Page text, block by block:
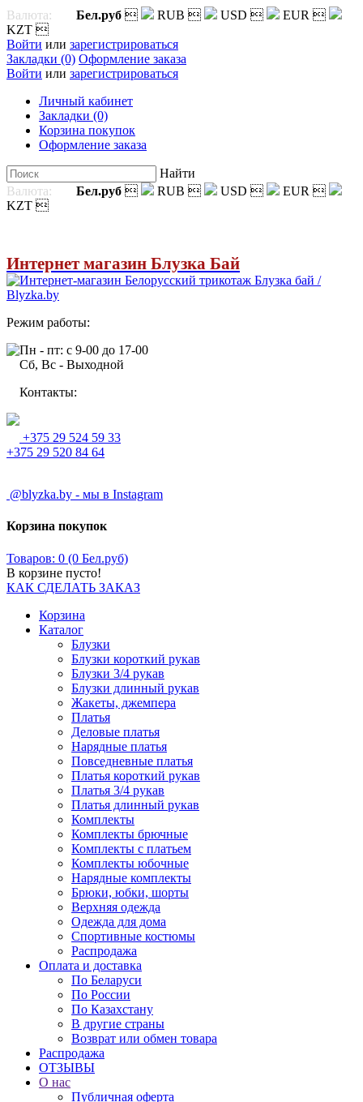
Валюта: Бел.руб  RUB  USD  EUR 
KZT 
Войти или зарегистрироваться
Закладки (0) Оформление заказа
Войти или зарегистрироваться
Личный кабинет
Закладки (0)
Корзина покупок
Оформление заказа
Найти
Валюта:
Бел.руб  RUB  USD  EUR 
KZT 
Интернет магазин Блузка Бай
Режим работы:
Пн - пт: с 9-00 до 17-00
Сб, Вс - Выходной
Контакты:
+375 29 524 59 33
+375 29 520 84 64
@blyzka.by - мы в Instagram
Корзина покупок
Товаров: 0 (0 Бел.руб)
В корзине пусто!
КАК СДЕЛАТЬ ЗАКАЗ
Корзина
Каталог
Блузки
Блузки короткий рукав
Блузки 3/4 рукав
Блузки длинный рукав
Жакеты, джемпера
Платья
Деловые платья
Нарядные платья
Повседневные платья
Платья короткий рукав
Платья 3/4 рукав
Платья длинный рукав
Комплекты
Комплекты брючные
Комплекты с платьем
Комплекты юбочные
Нарядные комплекты
Брюки, юбки, шорты
Верхняя одежда
Одежда для дома
Спортивные костюмы
Распродажа
Оплата и доставка
По Беларуси
По России
По Казахстану
В другие страны
Возврат или обмен товара
Распродажа
ОТЗЫВЫ
О нас
Публичная оферта